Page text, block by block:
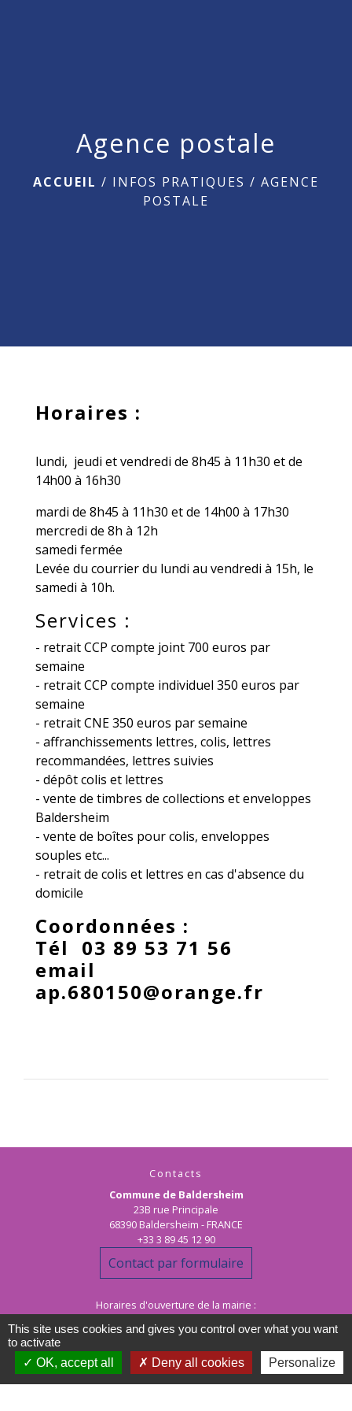
Agence postale
ACCUEIL / INFOS PRATIQUES / AGENCE
POSTALE
Horaires :
lundi, jeudi et vendredi de 8h45 à 11h30 et de
14h00 à 16h30
mardi de 8h45 à 11h30 et de 14h00 à 17h30
mercredi de 8h à 12h
samedi fermée
Levée du courrier du lundi au vendredi à 15h, le
samedi à 10h.
Services :
- retrait CCP compte joint 700 euros par
semaine
- retrait CCP compte individuel 350 euros par
semaine
- retrait CNE 350 euros par semaine
- affranchissements lettres, colis, lettres
recommandées, lettres suivies
- dépôt colis et lettres
- vente de timbres de collections et enveloppes
Baldersheim
- vente de boîtes pour colis, enveloppes
souples etc...
- retrait de colis et lettres en cas d'absence du
domicile
Coordonnées :
Tél 03 89 53 71 56
email
ap.680150@orange.fr
Contacts
Commune de Baldersheim
23B rue Principale
68390 Baldersheim - FRANCE
+33 3 89 45 12 90
Contact par formulaire
Horaires d'ouverture de la mairie :
les après-midi : lundi au jeudi de 15h00 à 17h30
This site uses cookies and gives you control over what you want
to activate
OK, accept all
Deny all cookies Personalize